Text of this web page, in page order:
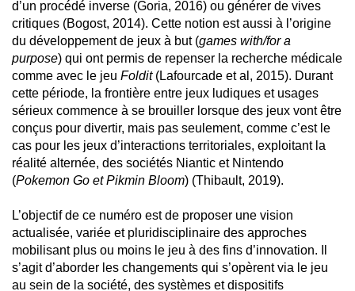
d’un procédé inverse (Goria, 2016) ou générer de vives
critiques (Bogost, 2014). Cette notion est aussi à l’origine
du développement de jeux à but (games with/for a
purpose) qui ont permis de repenser la recherche médicale
comme avec le jeu Foldit (Lafourcade et al, 2015). Durant
cette période, la frontière entre jeux ludiques et usages
sérieux commence à se brouiller lorsque des jeux vont être
conçus pour divertir, mais pas seulement, comme c’est le
cas pour les jeux d’interactions territoriales, exploitant la
réalité alternée, des sociétés Niantic et Nintendo
(Pokemon Go et Pikmin Bloom) (Thibault, 2019).
L’objectif de ce numéro est de proposer une vision
actualisée, variée et pluridisciplinaire des approches
mobilisant plus ou moins le jeu à des fins d’innovation. Il
s’agit d’aborder les changements qui s’opèrent via le jeu
au sein de la société, des systèmes et dispositifs